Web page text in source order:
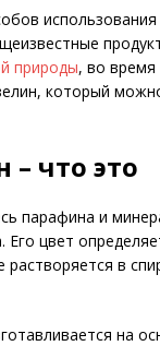
природы, во время
который
– что это
парафина и
Его цвет
растворяется в
на